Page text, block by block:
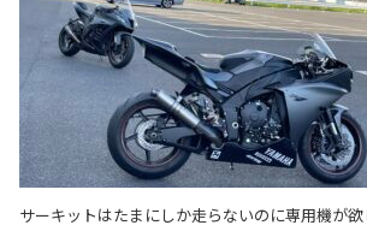
サーキットはたまにしか走らないのに専用機が